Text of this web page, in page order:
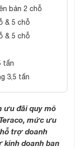
bản 2 chỗ
& 5 chỗ
& 5 chỗ
tấn
3,5 tấn
ưu đãi quy mô
mức ưu
hỗ trợ doanh
kinh doanh ban